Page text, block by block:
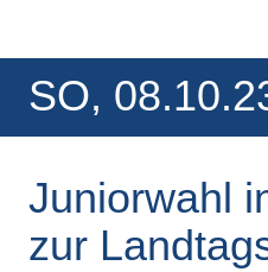
SO,
Juniorwahl
zur